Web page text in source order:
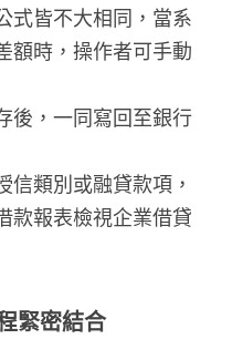
式皆不大相同，當系
額時，操作者可手動
後，一同寫回至銀行
信類別或融貸款項，
款報表檢視企業借貸
緊密結合